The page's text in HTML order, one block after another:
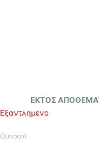
ΕΚΤΌΣ
Εξαντλημένο
Ομορφιά